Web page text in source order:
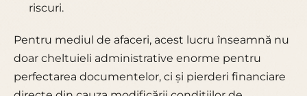
riscuri.
Pentru mediul de afaceri, acest lucru înseamnă nu
doar cheltuieli administrative enorme pentru
perfectarea documentelor, ci și pierderi financiare